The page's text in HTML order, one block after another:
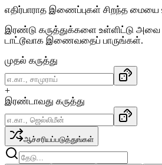
எதிர்பாராத இணைப்புகள் சிறந்த மையை
இரண்டு கருத்துக்களை உள்ளிட்டு அவை
டாட்டூவாக இணைவதைப் பாருங்கள்.
முதல் கருத்து
+
இரண்டாவது கருத்து
ஆச்சரியப்படுத்துங்கள்